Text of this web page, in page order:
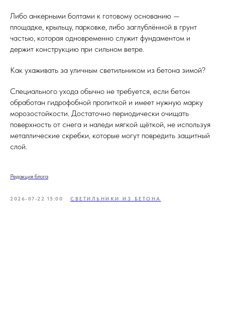
Либо анкерными болтами к готовому основанию —
площадке, крыльцу, парковке, либо заглублённой в грунт
частью, которая одновременно служит фундаментом и
держит конструкцию при сильном ветре.
Как ухаживать за уличным светильником из бетона зимой?
Специального ухода обычно не требуется, если бетон
обработан гидрофобной пропиткой и имеет нужную марку
морозостойкости. Достаточно периодически очищать
поверхность от снега и наледи мягкой щёткой, не используя
металлические скребки, которые могут повредить защитный
слой.
Редакция блога
2026-07-22 15:00 СВЕТИЛЬНИКИ ИЗ БЕТОНА